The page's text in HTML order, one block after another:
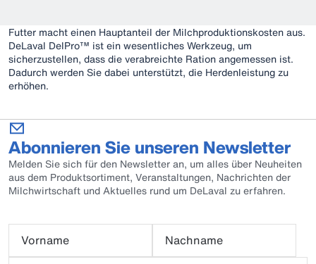
Futter macht einen Hauptanteil der Milchproduktionskosten aus.
DeLaval DelPro™ ist ein wesentliches Werkzeug, um
sicherzustellen, dass die verabreichte Ration angemessen ist.
Dadurch werden Sie dabei unterstützt, die Herdenleistung zu
erhöhen.
Abonnieren Sie unseren Newsletter
Melden Sie sich für den Newsletter an, um alles über Neuheiten
aus dem Produktsortiment, Veranstaltungen, Nachrichten der
Milchwirtschaft und Aktuelles rund um DeLaval zu erfahren.
Vorname
Nachname